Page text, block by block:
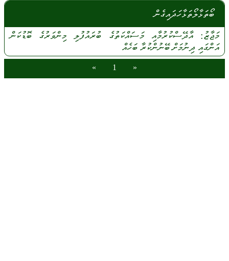
ބޯތަޅާލޯތަޅާހަދައިގެން
މަޖާޒު:އާދޭސްކުރުމާއިމަސައްކަތުގެ ބުރައުފުލި މިންވަރުގެބޮޑުކަން
އަންގައި ދިނުމަށްބޭނުންކުރާ ބަހެއް
«
1
»